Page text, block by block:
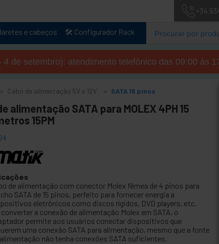
+34
e cabeços 🛠️ Configurador Rack
de setembro): atendimento telefónico das 09:00 às
Cabo de alimentação 5V e 12V SATA 15 pinos
alimentação SATA para MOLEX 4PH 15
15PM
de alimentação com conector Molex fêmea de 4 pinos para
SATA de 15 pinos, perfeito para fornecer energia a
eletrônicos como discos rígidos, DVD players, etc.
a conexão de alimentação Molex em SATA, o
permite aos usuários conectar dispositivos que
uma conexão SATA para alimentação, mesmo que a fonte
não tenha conexões SATA suficientes.